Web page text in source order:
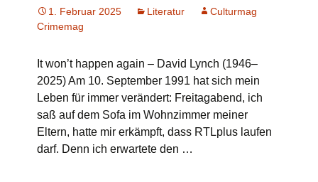
1. Februar 2025 Literatur
Culturmag
Crimemag
It won’t happen again – David Lynch (1946–
2025) Am 10. September 1991 hat sich mein
Leben für immer verändert: Freitagabend, ich
saß auf dem Sofa im Wohnzimmer meiner
Eltern, hatte mir erkämpft, dass RTLplus laufen
darf. Denn ich erwartete den …